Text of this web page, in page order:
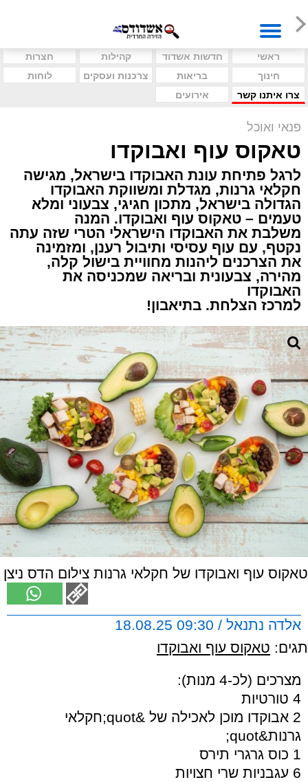
ראשי חדשות אשדוד קהילות
חצרות
חינוך
בריאות צרכנות ועסקים
לוחות
צרו איתנו קשר
אירועים
פנאי ואוכל
טאקוס עוף ואבוקדו
לרגל פתיחת עונת האבוקדו בישראל, מגישה
חקלאי גרנות, מגדלת ומשווקת האבוקדו
הגדולה בישראל, מתכון חגיגי, צבעוני ומלא
טעמים – טאקוס עוף ואבוקדו. המנה
משלבת את האבוקדו הישראלי הטרי שזה עתה
נקטף, עם עוף עסיסי ותיבול רענן, ומזמינה
את הצרכנים ליהנות מחוויית בישול קלה,
מהירה, צבעונית ובריאה שמכניסה את
האבוקדו
למרכז הצלחת. בתיאבון!
טאקוס עוף ואבוקדו של חקלאי גרנות צילום הדס ניצן
אלדה נתנאל / 09:30 18.08.25
תגים: טאקוס עוף ואבוקדו
מצרכים (לכ-4 מנות):
4 טורטיות
2 אבוקדו מוכן לאכילה של &quot;חקלאי
גרנות&quot;
1 כוס גרגרי תירס
6 עגבניות שרי חצויות